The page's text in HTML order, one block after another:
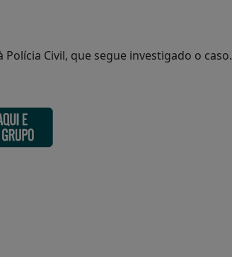
Civil, que segue investigado o caso.